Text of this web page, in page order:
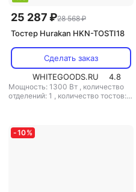
25 287 ₽28 568 ₽
Тостер Hurakan HKN-TOSTI18
Сделать заказ
WHITEGOODS.RU
4.8
Мощность: 1300 Вт , количество
отделений: 1 , количество тостов: 6
-10%